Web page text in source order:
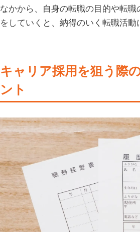
なかから、自身の転職の目的や転職
をしていくと、納得のいく転職活動
キャリア採用を狙う際
ント